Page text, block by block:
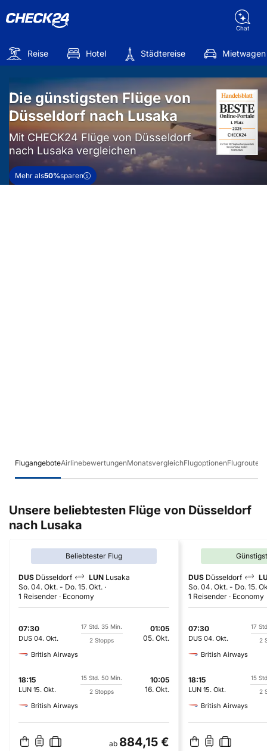
Chat
Reise Hotel Städtereise Mietwagen
Die günstigsten Flüge von
Düsseldorf nach Lusaka
Mit CHECK24 Flüge von Düsseldorf
nach Lusaka vergleichen
Mehr als50%sparen
FlugangeboteAirlinebewertungenMonatsvergleichFlugoptionenFlugrouten
Unsere beliebtesten Flüge von Düsseldorf
nach Lusaka
Beliebtester Flug
DUS Düsseldorf LUN Lusaka
So. 04. Okt. - Do. 15. Okt.
1 Reisender
Economy
07:30
DUS 04. Okt.
17 Std. 35 Min.
2 Stopps
01:05
05. Okt.
British Airways
18:15
LUN 15. Okt.
15 Std. 50 Min.
2 Stopps
10:05
16. Okt.
British Airways
ab 884,15 €
DUS Düsseldorf
So. 04. Okt. - Do. 15.
1 Reisender
Economy
07:30
DUS 04. Okt.
17
2
British Airways
18:15
LUN 15. Okt.
15
2
British Airways